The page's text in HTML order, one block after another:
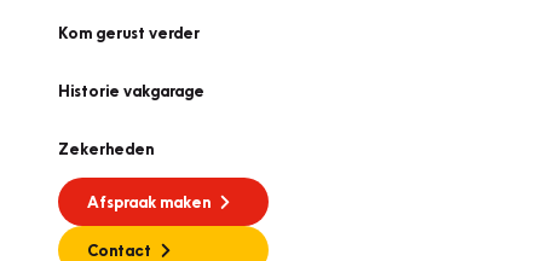
Kom gerust verder
Historie vakgarage
Zekerheden
Afspraak maken
Contact